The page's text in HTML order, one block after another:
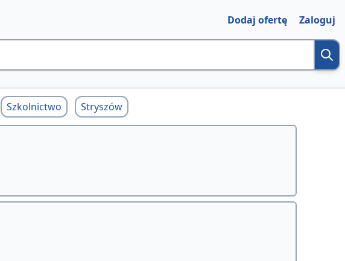
Dodaj ofertę Zaloguj
Szkolnictwo Stryszów